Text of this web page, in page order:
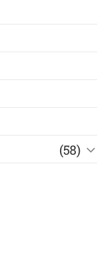
(58)